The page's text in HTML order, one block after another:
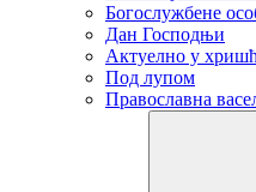
Богослужбене
Дан Господњи
Актуелно у
Под лупом
Православна